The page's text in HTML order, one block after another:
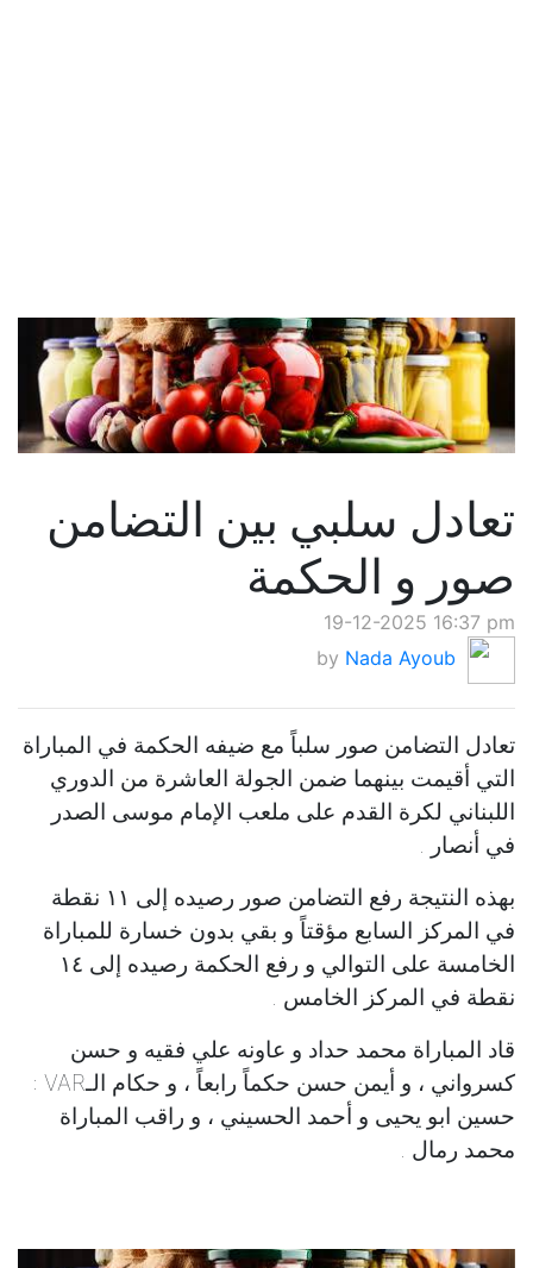
تعادل سلبي بين التضامن
صور و الحكمة
19-12-2025 16:37 pm
by Nada Ayoub
تعادل التضامن صور سلباً مع ضيفه الحكمة في المباراة
التي أقيمت بينهما ضمن الجولة العاشرة من الدوري
اللبناني لكرة القدم على ملعب الإمام موسى الصدر
في أنصار .
بهذه النتيجة رفع التضامن صور رصيده إلى ١١ نقطة
في المركز السابع مؤقتاً و بقي بدون خسارة للمباراة
الخامسة على التوالي و رفع الحكمة رصيده إلى ١٤
نقطة في المركز الخامس .
قاد المباراة محمد حداد و عاونه علي فقيه و حسن
كسرواني ، و أيمن حسن حكماً رابعاً ، و حكام الـVAR :
حسين ابو يحيى و أحمد الحسيني ، و راقب المباراة
محمد رمال .